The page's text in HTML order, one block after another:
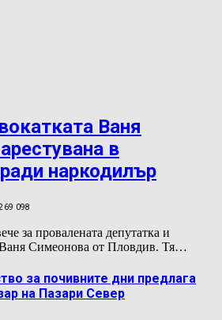
Ваня
в
наркодилър
9 098
за провалената депутатка и
Симеонова от Пловдив. Тя…
за почивните дни предлага
на Пазари Север